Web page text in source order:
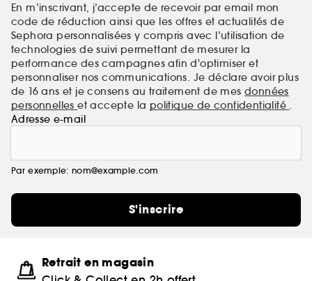
En m’inscrivant, j’accepte de recevoir par email mon
code de réduction ainsi que les offres et actualités de
Sephora personnalisées y compris avec l’utilisation de
technologies de suivi permettant de mesurer la
performance des campagnes afin d'optimiser et
personnaliser nos communications. Je déclare avoir plus
de 16 ans et je consens au traitement de mes données
personnelleset accepte la politique de confidentialité
Adresse e-mail
Par exemple: nom@example.com
S'inscrire
Retrait en magasin